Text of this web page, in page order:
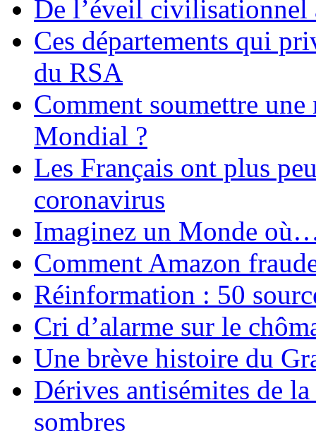
De l’éveil
Ces départements qui
du RSA
Comment soumettre
Mondial ?
Les Français ont plus
coronavirus
Imaginez un Monde
Comment Amazon
Réinformation : 50
Cri d’alarme sur le
Une brève histoire du
Dérives antisémites de
sombres